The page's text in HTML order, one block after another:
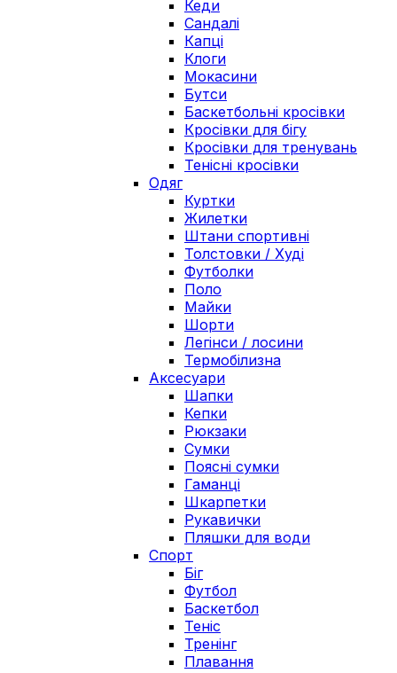
Кеди
Сандалі
Капці
Клоги
Мокасини
Бутси
Баскетбольні кросівки
Кросівки для бігу
Кросівки для тренувань
Тенісні кросівки
Одяг
Куртки
Жилетки
Штани спортивні
Толстовки / Худі
Футболки
Поло
Майки
Шорти
Легінси / лосини
Термобілизна
Аксесуари
Шапки
Кепки
Рюкзаки
Сумки
Поясні сумки
Гаманці
Шкарпетки
Рукавички
Пляшки для води
Спорт
Біг
Футбол
Баскетбол
Теніс
Тренінг
Плавання